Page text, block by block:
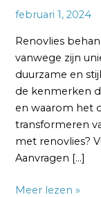
februari 1, 2024
Renovlies
vanwege zijn
duurzame en
de kenmerken
en waarom het
transformeren
met renovlies?
Aanvragen […]
Meer lezen »